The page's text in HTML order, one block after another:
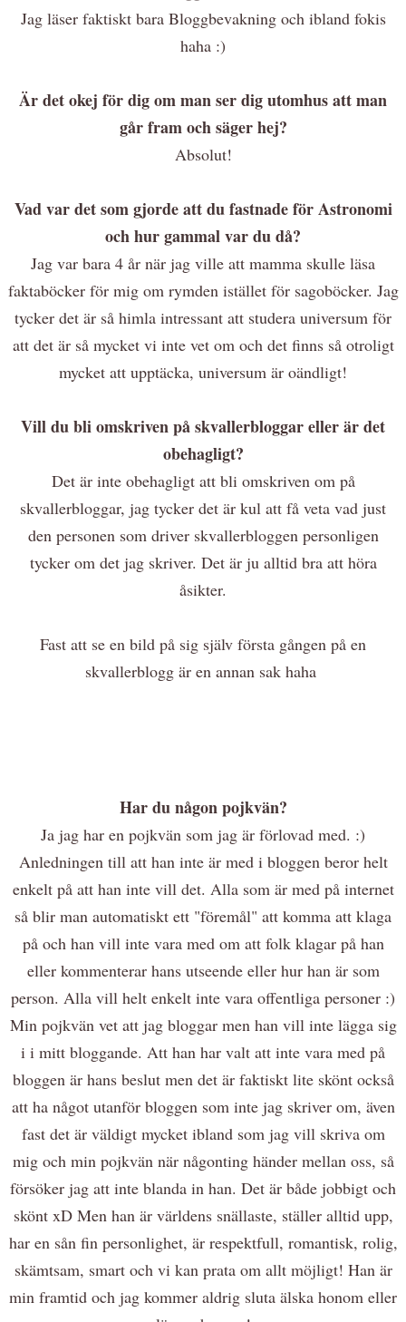
Jag läser faktiskt bara Bloggbevakning och ibland fokis
haha :)
Är det okej för dig om man ser dig utomhus att man
går fram och säger hej?
Absolut!
Vad var det som gjorde att du fastnade för Astronomi
och hur gammal var du då?
Jag var bara 4 år när jag ville att mamma skulle läsa
faktaböcker för mig om rymden istället för sagoböcker. Jag
tycker det är så himla intressant att studera universum för
att det är så mycket vi inte vet om och det finns så otroligt
mycket att upptäcka, universum är oändligt!
Vill du bli omskriven på skvallerbloggar eller är det
obehagligt?
Det är inte obehagligt att bli omskriven om på
skvallerbloggar, jag tycker det är kul att få veta vad just
den personen som driver skvallerbloggen personligen
tycker om det jag skriver. Det är ju alltid bra att höra
åsikter.
Fast att se en bild på sig själv första gången på en
skvallerblogg är en annan sak haha
Har du någon pojkvän?
Ja jag har en pojkvän som jag är förlovad med. :)
Anledningen till att han inte är med i bloggen beror helt
enkelt på att han inte vill det. Alla som är med på internet
så blir man automatiskt ett "föremål" att komma att klaga
på och han vill inte vara med om att folk klagar på han
eller kommenterar hans utseende eller hur han är som
person. Alla vill helt enkelt inte vara offentliga personer :)
Min pojkvän vet att jag bloggar men han vill inte lägga sig
i i mitt bloggande. Att han har valt att inte vara med på
bloggen är hans beslut men det är faktiskt lite skönt också
att ha något utanför bloggen som inte jag skriver om, även
fast det är väldigt mycket ibland som jag vill skriva om
mig och min pojkvän när någonting händer mellan oss, så
försöker jag att inte blanda in han. Det är både jobbigt och
skönt xD Men han är världens snällaste, ställer alltid upp,
har en sån fin personlighet, är respektfull, romantisk, rolig,
skämtsam, smart och vi kan prata om allt möjligt! Han är
min framtid och jag kommer aldrig sluta älska honom eller